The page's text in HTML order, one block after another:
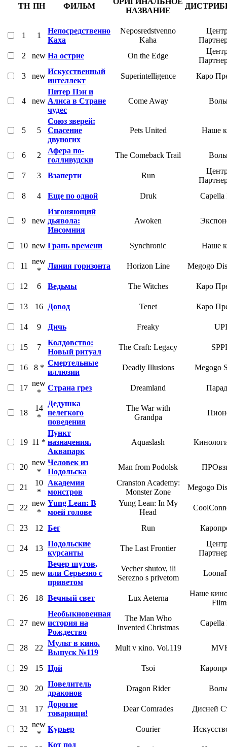
ТН ПН ФИЛЬМ
НАЗВАНИЕ
1 1
Непосредственно
Каха
Neposredstvenno
Kaha
2
new На острие On the Edge
3
new
Искусственный
интеллект
Superintelligence Каро
4 new
Питер Пэн и
Алиса в Стране
чудес
Come Away
5 5
Союз зверей:
Спасение
двуногих
Pets United Наше
6 2
Афера по-
голливудски
The Comeback Trail
7 3 Взаперти Run
8
4 Еще по одной Druk Capella
9 new
Изгоняющий
дьявола:
Инсомния
Awoken
10 new Грань времени Synchronic Наше
11
new
*
Линия горизонта Horizon Line Megogo
12 6 Ведьмы The Witches Каро
13 16 Довод Tenet Каро
14 9 Дичь Freaky UPI
15 7
Колдовство:
Новый ритуал
The Craft: Legacy
16 8 *
Смертельные
иллюзии
Deadly Illusions Megogo
17
new
*
Страна грез Dreamland
18
14
*
Дедушка
нелегкого
поведения
The War with
Grandpa
19 11 *
Пункт
назначения.
Аквапарк
Aquaslash
20
new
*
Человек из
Подольска
Man from Podolsk
21
10
*
Академия
монстров
Cranston Academy:
Monster Zone
Megogo
22
new
*
Yung Lean: В
моей голове
Yung Lean: In My
Head
23 12 Бег Run
24 13
Подольские
курсанты
The Last Frontier
25 new
Вечер шутов,
или Серьезно с
приветом
Vecher shutov, ili
Serezno s privetom
26 18 Вечный свет Lux Aeterna
Наше
27 new
Необыкновенная
история на
Рождество
The Man Who
Invented Christmas
Capella
28 22
Мульт в кино.
Выпуск №119
Mult v кino. Vol.119
29 15 Цой Tsoi
30 20
Повелитель
драконов
Dragon Rider
31 17
Дорогие
товарищи!
Dear Comrades Дисней
32
new
*
Курьер Courier
Кот под